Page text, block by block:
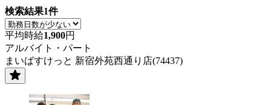
検索結果1件
平均時給1,900円
アルバイト・パート
まいばすけっと 新宿外苑西通り店(74437)